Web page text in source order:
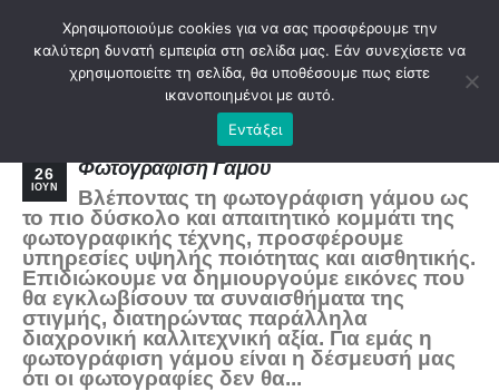
26
ΙΟΎΝ
Φωτογράφιση Γάμου
Βλέποντας τη φωτογράφιση γάμου ως
το πιο δύσκολο και απαιτητικό κομμάτι της
φωτογραφικής τέχνης, προσφέρουμε
υπηρεσίες υψηλής ποιότητας και αισθητικής.
Επιδιώκουμε να δημιουργούμε εικόνες που
θα εγκλωβίσουν τα συναισθήματα της
στιγμής, διατηρώντας παράλληλα
διαχρονική καλλιτεχνική αξία. Για εμάς η
φωτογράφιση γάμου είναι η δέσμευσή μας
ότι οι φωτογραφίες δεν θα...
Χρησιμοποιούμε cookies για να σας προσφέρουμε την
καλύτερη δυνατή εμπειρία στη σελίδα μας. Εάν συνεχίσετε να
χρησιμοποιείτε τη σελίδα, θα υποθέσουμε πως είστε
ικανοποιημένοι με αυτό.
Εντάξει